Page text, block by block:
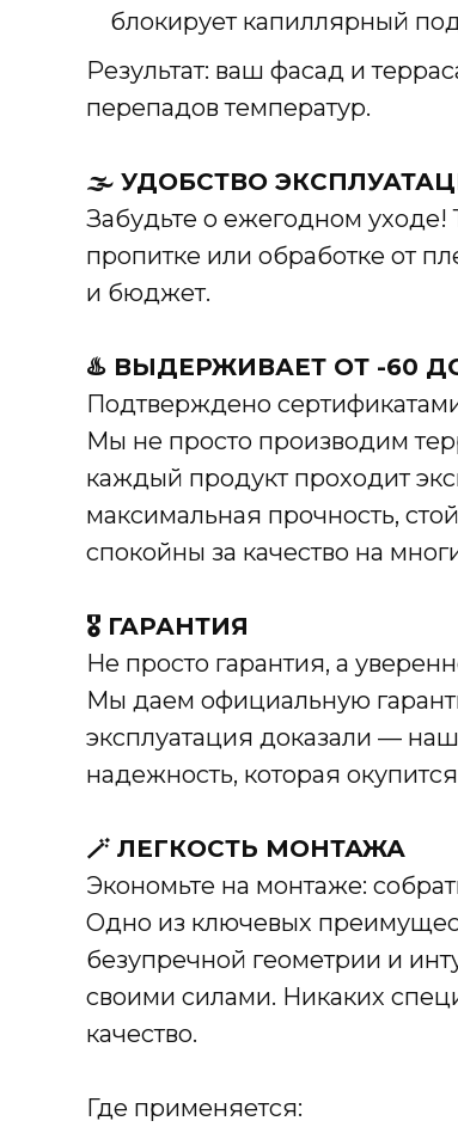
блокирует капиллярный
Результат: ваш фасад и
перепадов температур.
🌫️ УДОБСТВО
Забудьте о ежегодном
пропитке или обработке от
и бюджет.
♨️ ВЫДЕРЖИВАЕТ ОТ -60 ДО
Подтверждено
Мы не просто производим
каждый продукт проходит
максимальная прочность,
спокойны за качество на
🎖️ ГАРАНТИЯ
Не просто гарантия, а
Мы даем официальную
эксплуатация доказали —
надежность, которая
🪄 ЛЕГКОСТЬ МОНТАЖА
Экономьте на монтаже:
Одно из ключевых
безупречной геометрии и
своими силами. Никаких
качество.
Где применяется: